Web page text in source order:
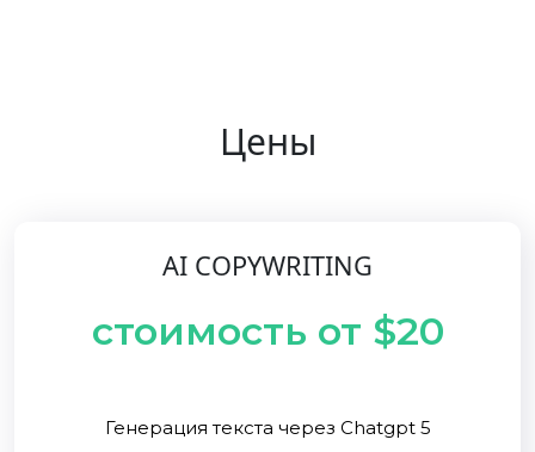
Цены
AI COPYWRITING
стоимость от $20
Генерация текста через Chatgpt 5